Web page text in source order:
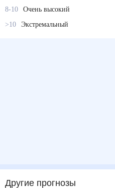
8-10
Очень высокий
>10
Экстремальный
Другие прогнозы